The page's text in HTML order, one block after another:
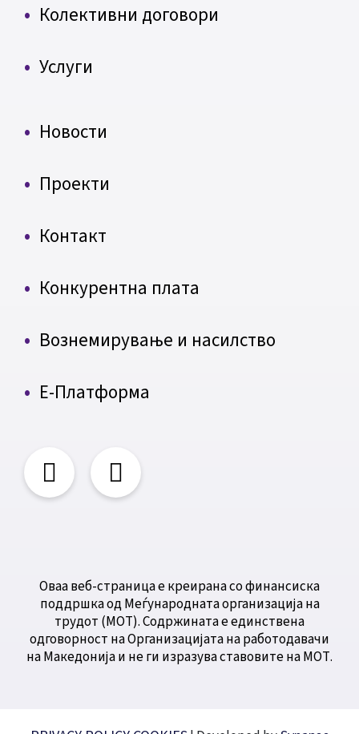
Колективни договори
Услуги
Новости
Проекти
Контакт
Конкурентна плата
Вознемирување и насилство
Е-Платформа
Оваа веб-страница е креирана со финансиска
поддршка од Меѓународната организација на
трудот (МОТ). Содржината е единствена
одговорност на Организацијата на работодавачи
на Македонија и не ги изразува ставовите на МОТ.